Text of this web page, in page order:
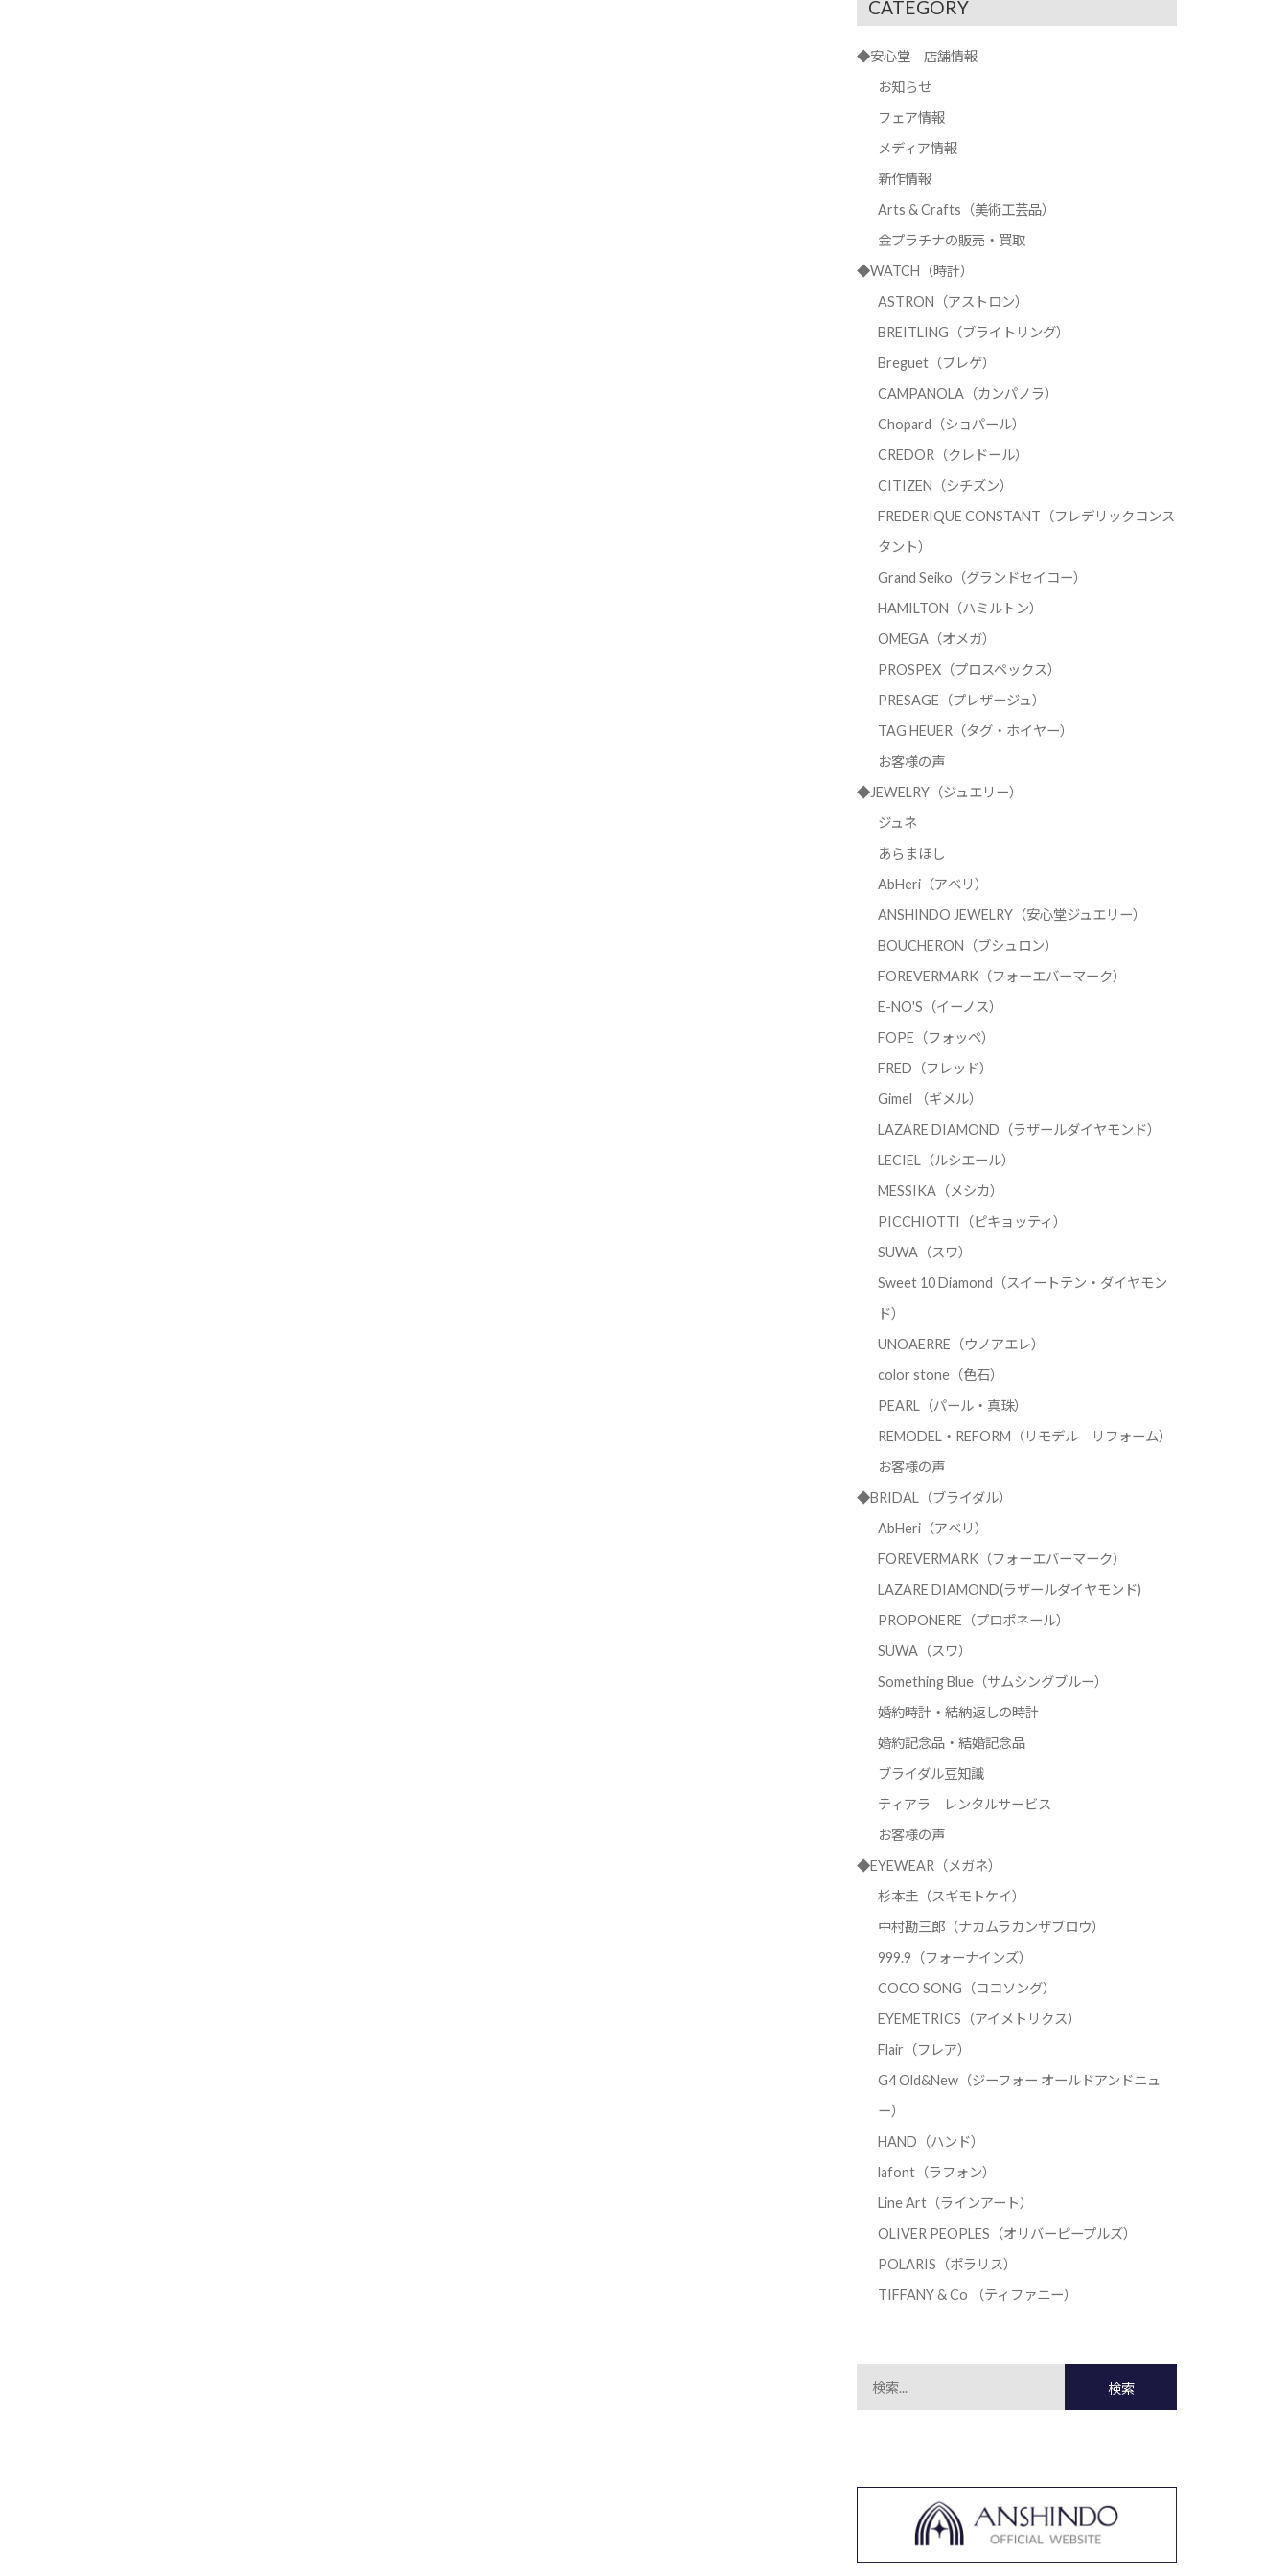
CATEGORY
◆安心堂 店舗情報
お知らせ
フェア情報
メディア情報
新作情報
Arts & Crafts（美術工芸品）
金プラチナの販売・買取
◆WATCH（時計）
ASTRON（アストロン）
BREITLING（ブライトリング）
Breguet（ブレゲ）
CAMPANOLA（カンパノラ）
Chopard（ショパール）
CREDOR（クレドール）
CITIZEN（シチズン）
FREDERIQUE CONSTANT（フレデリックコンス
タント）
Grand Seiko（グランドセイコー）
HAMILTON（ハミルトン）
OMEGA（オメガ）
PROSPEX（プロスペックス）
PRESAGE（プレザージュ）
TAG HEUER（タグ・ホイヤー）
お客様の声
◆JEWELRY（ジュエリー）
ジュネ
あらまほし
AbHeri（アベリ）
ANSHINDO JEWELRY（安心堂ジュエリー）
BOUCHERON（ブシュロン）
FOREVERMARK（フォーエバーマーク）
E-NO'S（イーノス）
FOPE（フォッペ）
FRED（フレッド）
Gimel （ギメル）
LAZARE DIAMOND（ラザールダイヤモンド）
LECIEL（ルシエール）
MESSIKA（メシカ）
PICCHIOTTI（ピキョッティ）
SUWA（スワ）
Sweet 10 Diamond（スイートテン・ダイヤモン
ド）
UNOAERRE（ウノアエレ）
color stone（色石）
PEARL（パール・真珠）
REMODEL・REFORM（リモデル リフォーム）
お客様の声
◆BRIDAL（ブライダル）
AbHeri（アベリ）
FOREVERMARK（フォーエバーマーク）
LAZARE DIAMOND(ラザールダイヤモンド)
PROPONERE（プロポネール）
SUWA（スワ）
Something Blue（サムシングブルー）
婚約時計・結納返しの時計
婚約記念品・結婚記念品
ブライダル豆知識
ティアラ レンタルサービス
お客様の声
◆EYEWEAR（メガネ）
杉本圭（スギモトケイ）
中村勘三郎（ナカムラカンザブロウ）
999.9（フォーナインズ）
COCO SONG（ココソング）
EYEMETRICS（アイメトリクス）
Flair（フレア）
G4 Old&New（ジーフォー オールドアンドニュ
ー）
HAND（ハンド）
lafont（ラフォン）
Line Art（ラインアート）
OLIVER PEOPLES（オリバーピープルズ）
POLARIS（ポラリス）
TIFFANY & Co （ティファニー）